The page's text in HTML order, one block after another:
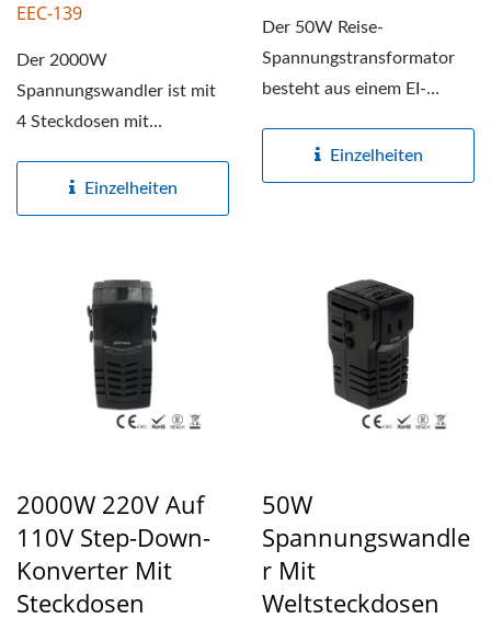
EEC-139
Der 2000W
Spannungswandler ist mit
4 Steckdosen mit
ausgestattet, er kann...
Einzelheiten
Der 50W Reise-
Spannungstransformator
besteht aus einem EI-
240V in 100-120V...
Einzelheiten
2000W 220V Auf
110V Step-Down-
Konverter Mit
Steckdosen
50W
Spannungswandle
R Mit
Weltsteckdosen